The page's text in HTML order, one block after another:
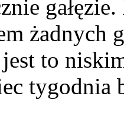
żadnych
jest to
tygodnia